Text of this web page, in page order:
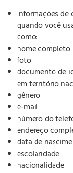
Informações de
quando você
como:
nome completo
foto
documento de
em território
gênero
e-mail
número do
endereço
data de
escolaridade
nacionalidade